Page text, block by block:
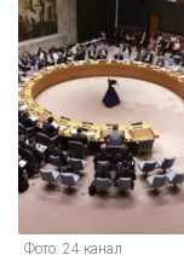
Фото: 24 канал